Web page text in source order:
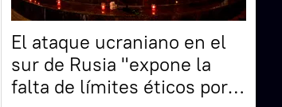
El ataque ucraniano en el
sur de Rusia "expone la
falta de límites éticos por